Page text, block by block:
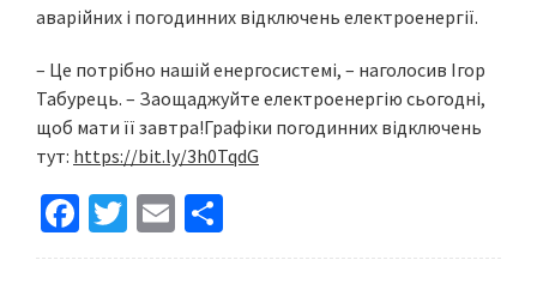
аварійних і погодинних відключень електроенергії.
– Це потрібно нашій енергосистемі, – наголосив Ігор
Табурець. – Заощаджуйте електроенергію сьогодні,
щоб мати її завтра!Графіки погодинних відключень
тут: https://bit.ly/3h0TqdG
Fa
ce
T
wi
E
m h